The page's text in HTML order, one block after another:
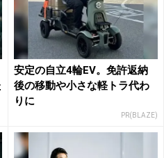
安定の自立4輪EV。免許返納
後の移動や小さな軽トラ代わ
りに
PR(BLAZE)